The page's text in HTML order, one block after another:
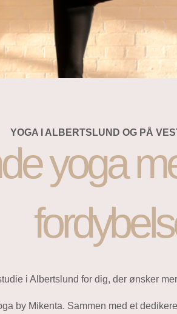
YOGA I ALBERTSLUND OG PÅ
yoga
i Albertslund for dig, der ønsker
by Mikenta. Sammen med et